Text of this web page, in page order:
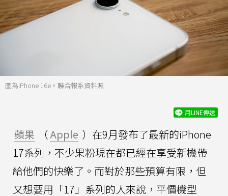
圖為iPhone 16e。聯合報系資料照
用LINE傳送
蘋果 （Apple ）在9月發布了最新的iPhone
17系列，不少果粉現在都已經在享受新機帶
給他們的快樂了。而對於那些預算有限，但
又想要用「17」系列的人來說，平價機型